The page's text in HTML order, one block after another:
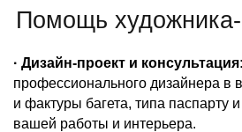
Помощь
· Дизайн-проект и консультация:
профессионального дизайнера
и фактуры багета, типа паспарту
вашей работы и интерьера.